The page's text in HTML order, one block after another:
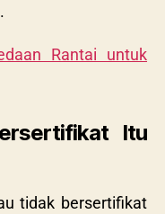
Rantai untuk
Itu
tidak bersertifikat